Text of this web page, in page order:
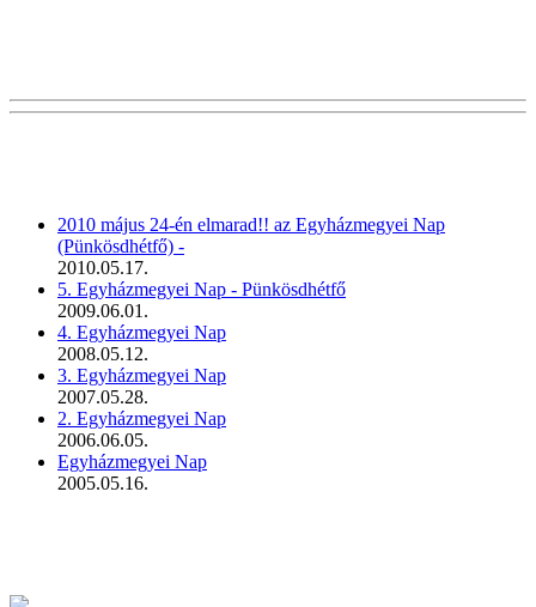
2010 május 24-én elmarad!! az Egyházmegyei Nap
(Pünkösdhétfő) -
2010.05.17.
5. Egyházmegyei Nap - Pünkösdhétfő
2009.06.01.
4. Egyházmegyei Nap
2008.05.12.
3. Egyházmegyei Nap
2007.05.28.
2. Egyházmegyei Nap
2006.06.05.
Egyházmegyei Nap
2005.05.16.